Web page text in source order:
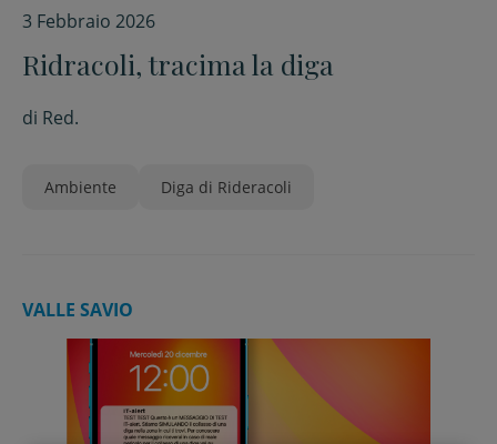
3 Febbraio 2026
Ridracoli, tracima la diga
di Red.
Ambiente Diga di Rideracoli
VALLE SAVIO